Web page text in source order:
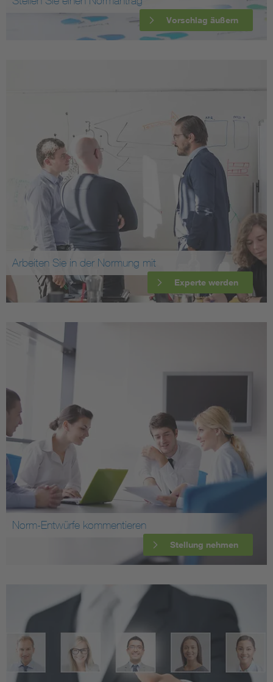
Vorschlag äußern
Arbeiten Sie in der Normung mit
Experte werden
Norm-Entwürfe kommentieren
Stellung nehmen